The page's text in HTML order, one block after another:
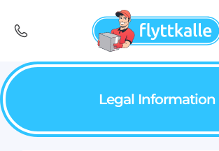
Legal Information